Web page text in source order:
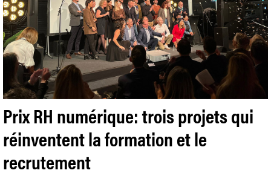
Prix RH numérique: trois projets qui
réinventent la formation et le
recrutement